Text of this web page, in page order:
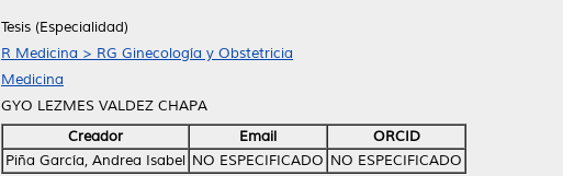
Tesis (Especialidad)
R Medicina > RG Ginecología y Obstetricia
Medicina
GYO LEZMES VALDEZ CHAPA
Creador Email
ORCID
Piña García, Andrea Isabel NO ESPECIFICADO NO ESPECIFICADO